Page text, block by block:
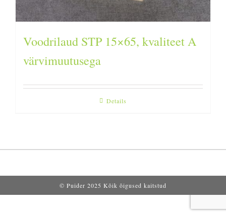
Voodrilaud STP 15×65, kvaliteet A
värvimuutusega
Details
© Puider 2025 Kõik õigused kaitstud